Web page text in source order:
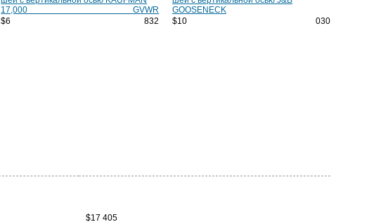
17,000 GVWR
$6 832
GOOSENECK
$10 030
$17 405